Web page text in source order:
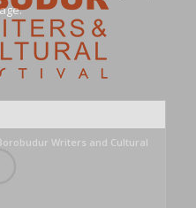
Writers and Cultural